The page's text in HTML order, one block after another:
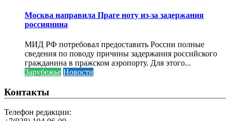
Москва направила Праге ноту из-за задержания
россиянина
МИД РФ потребовал предоставить России полные
сведения по поводу причины задержания российского
гражданина в пражском аэропорту. Для этого...
Зарубежье Новости
Контакты
Телефон редакции: